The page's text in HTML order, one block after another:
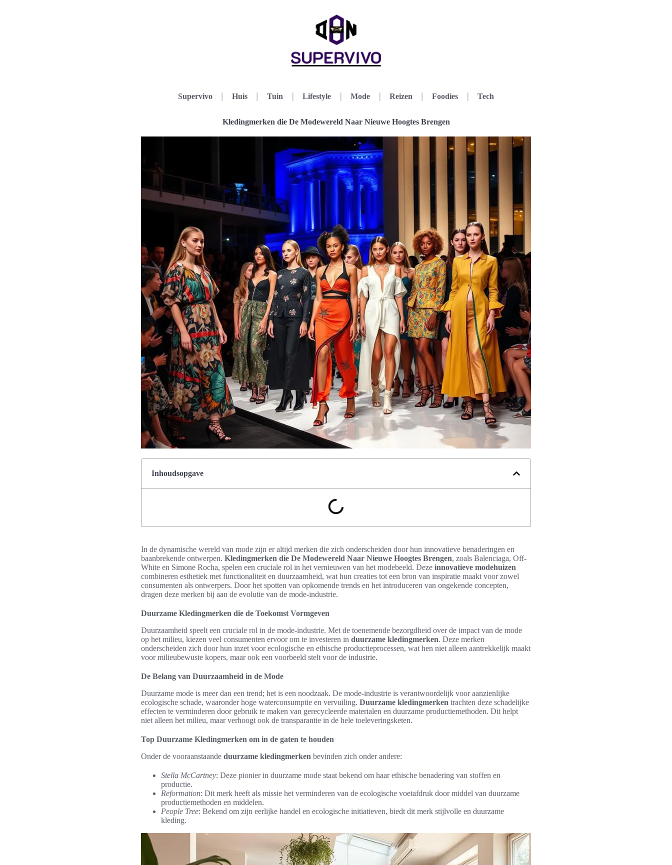
Supervivo Huis Tuin Lifestyle Mode Reizen Foodies Tech
Kledingmerken die De Modewereld Naar Nieuwe Hoogtes Brengen
Inhoudsopgave
In de dynamische wereld van mode zijn er altijd merken die zich onderscheiden door hun innovatieve benaderingen en
baanbrekende ontwerpen. Kledingmerken die De Modewereld Naar Nieuwe Hoogtes Brengen, zoals Balenciaga, Off-
White en Simone Rocha, spelen een cruciale rol in het vernieuwen van het modebeeld. Deze innovatieve modehuizen
combineren esthetiek met functionaliteit en duurzaamheid, wat hun creaties tot een bron van inspiratie maakt voor zowel
consumenten als ontwerpers. Door het spotten van opkomende trends en het introduceren van ongekende concepten,
dragen deze merken bij aan de evolutie van de mode-industrie.
Duurzame Kledingmerken die de Toekomst Vormgeven
Duurzaamheid speelt een cruciale rol in de mode-industrie. Met de toenemende bezorgdheid over de impact van de mode
op het milieu, kiezen veel consumenten ervoor om te investeren in duurzame kledingmerken. Deze merken
onderscheiden zich door hun inzet voor ecologische en ethische productieprocessen, wat hen niet alleen aantrekkelijk maakt
voor milieubewuste kopers, maar ook een voorbeeld stelt voor de industrie.
De Belang van Duurzaamheid in de Mode
Duurzame mode is meer dan een trend; het is een noodzaak. De mode-industrie is verantwoordelijk voor aanzienlijke
ecologische schade, waaronder hoge waterconsumptie en vervuiling. Duurzame kledingmerken trachten deze schadelijke
effecten te verminderen door gebruik te maken van gerecycleerde materialen en duurzame productiemethoden. Dit helpt
niet alleen het milieu, maar verhoogt ook de transparantie in de hele toeleveringsketen.
Top Duurzame Kledingmerken om in de gaten te houden
Onder de vooraanstaande duurzame kledingmerken bevinden zich onder andere:
Stella McCartney: Deze pionier in duurzame mode staat bekend om haar ethische benadering van stoffen en
productie.
Reformation: Dit merk heeft als missie het verminderen van de ecologische voetafdruk door middel van duurzame
productiemethoden en middelen.
People Tree: Bekend om zijn eerlijke handel en ecologische initiatieven, biedt dit merk stijlvolle en duurzame
kleding.